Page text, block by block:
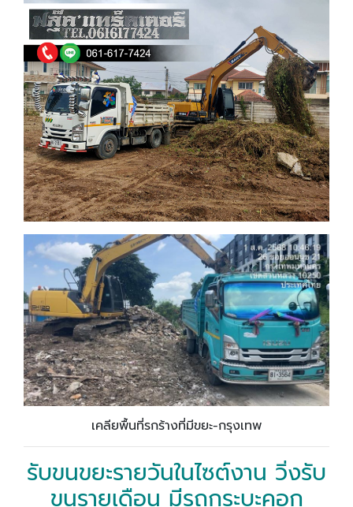
เคลียพื้นที่รกร้างที่มีขยะ-กรุงเทพ
รับขนขยะรายวันในไซต์งาน วิ่งรับ
ขนรายเดือน มีรถกระบะคอก